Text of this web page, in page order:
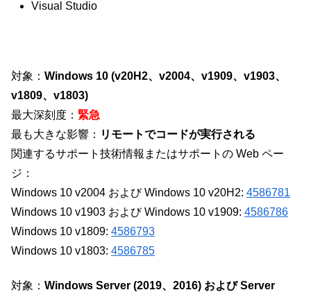
Visual Studio
対象： Windows 10 (v20H2、v2004、v1909、v1903、
v1809、v1803)
最大深刻度： 緊急
最も大きな影響： リモートでコードが実行される
関連するサポート技術情報またはサポートの Web ペー
ジ：
Windows 10 v2004 および Windows 10 v20H2: 4586781
Windows 10 v1903 および Windows 10 v1909: 4586786
Windows 10 v1809: 4586793
Windows 10 v1803: 4586785
対象： Windows Server (2019、2016) および Server